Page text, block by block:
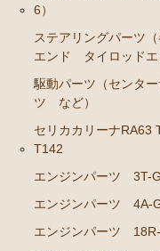
6）
ステアリングパーツ
エンド タイロッド
駆動パーツ（センタ
ツ など）
セリカカリーナRA63
T142
エンジンパーツ 3T-
エンジンパーツ 4A-
エンジンパーツ